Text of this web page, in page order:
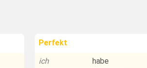
Perfekt
ich
habe